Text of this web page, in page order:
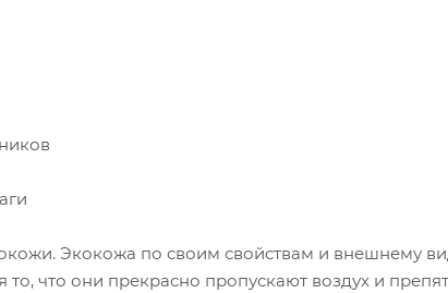
Экокожа по своим свойствам и внешнему
что они прекрасно пропускают воздух и